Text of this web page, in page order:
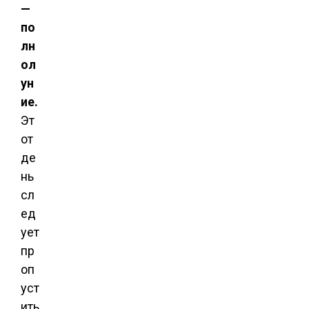
—
по
лн
ол
ун
ие.
Эт
от
де
нь
сл
ед
ует
пр
оп
уст